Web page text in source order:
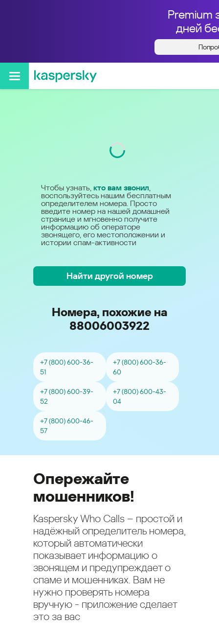
Premium
дней
Кто звонил с номера
+78006003922
Чтобы узнать, кто вам звонил,
воспользуйтесь нашим бесплатным
определителем номера. Просто
введите номер на нашей домашней
странице и мгновенно получите
информацию об операторе
звонящего, его местоположении и
истории спам-активности
Найти другой номер
Номера, похожие на
88006003922
+7 (800) 600-36-
51
+7 (800) 600-36-
60
+7 (800) 600-39-
52
+7 (800) 600-43-
04
+7 (800) 600-46-
57
Опережайте
мошенников!
Kaspersky Who Calls – простой и
надёжный определитель номера,
который автоматически
показывает информацию о
звонящем и предупреждает о
спаме и мошенниках. Вам не
нужно проверять номера
вручную - приложение сделает
это за вас